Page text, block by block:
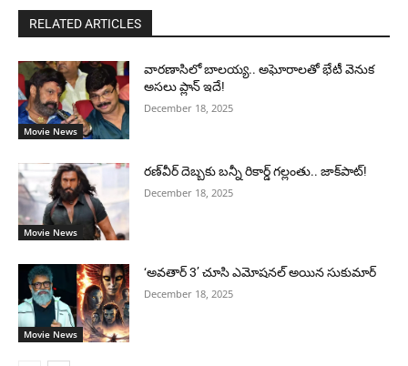
RELATED ARTICLES
Movie News
వారణాసిలో బాలయ్య.. అఘోరాలతో భేటీ వెనుక
అసలు ప్లాన్ ఇదే!
December 18, 2025
Movie News
రణ్‌వీర్ దెబ్బకు బన్నీ రికార్డ్ గల్లంతు.. జాక్‌పాట్!
December 18, 2025
Movie News
‘అవతార్ 3’ చూసి ఎమోషనల్ అయిన సుకుమార్
December 18, 2025